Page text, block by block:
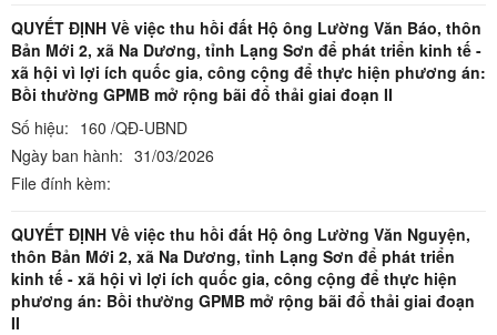
QUYẾT ĐỊNH Về việc thu hồi đất Hộ ông Lường Văn Báo, thôn
Bản Mới 2, xã Na Dương, tỉnh Lạng Sơn để phát triển kinh tế -
xã hội vì lợi ích quốc gia, công cộng để thực hiện phương án:
Bồi thường GPMB mở rộng bãi đổ thải giai đoạn II
Số hiệu: 160 /QĐ-UBND
Ngày ban hành: 31/03/2026
File đính kèm:
QUYẾT ĐỊNH Về việc thu hồi đất Hộ ông Lường Văn Nguyện,
thôn Bản Mới 2, xã Na Dương, tỉnh Lạng Sơn để phát triển
kinh tế - xã hội vì lợi ích quốc gia, công cộng để thực hiện
phương án: Bồi thường GPMB mở rộng bãi đổ thải giai đoạn
II